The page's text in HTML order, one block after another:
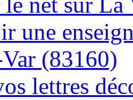
une
(83160)
lettres